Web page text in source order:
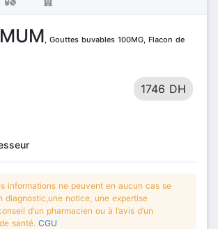
, Gouttes buvables 100MG, Flacon de
1746 DH
informations ne peuvent en aucun cas se
diagnostic,une notice, une expertise
d’un pharmacien ou à l’avis d’un
santé. CGU